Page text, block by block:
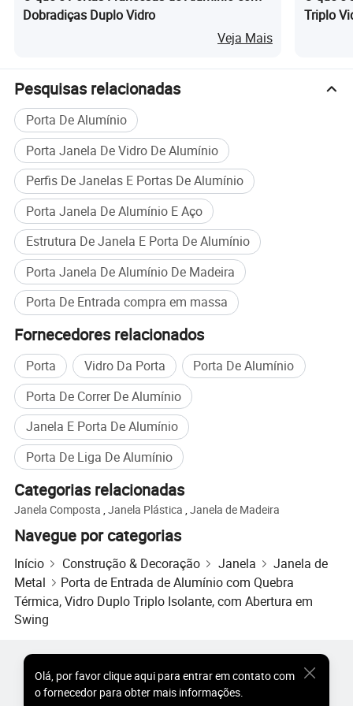
Dobradiças Duplo Vidro
Veja Mais
Triplo
Pesquisas relacionadas
Porta De Alumínio
Porta Janela De Vidro De Alumínio
Perfis De Janelas E Portas De Alumínio
Porta Janela De Alumínio E Aço
Estrutura De Janela E Porta De Alumínio
Porta Janela De Alumínio De Madeira
Porta De Entrada compra em massa
Fornecedores relacionados
Porta Vidro Da Porta
Porta De Alumínio
Porta De Correr De Alumínio
Janela E Porta De Alumínio
Porta De Liga De Alumínio
Categorias relacionadas
Janela Composta ,Janela Plástica ,Janela de Madeira
Navegue por categorias
Início Construção & Decoração Janela
Janela de
Metal
Porta de Entrada de Alumínio com Quebra
Térmica, Vidro Duplo Triplo Isolante, com Abertura em
Swing
Olá, por favor clique aqui para entrar em contato com
o fornecedor para obter mais informações.
Produtos Quentes por Atacado
Comprador de Estrela